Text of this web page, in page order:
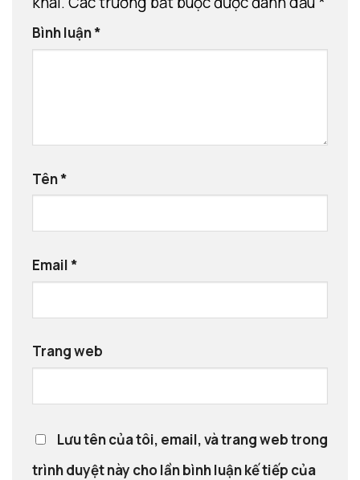
Bình luận*
Tên*
Email*
Trang web
Lưu tên của tôi, email, và trang web trong
trình duyệt này cho lần bình luận kế tiếp của